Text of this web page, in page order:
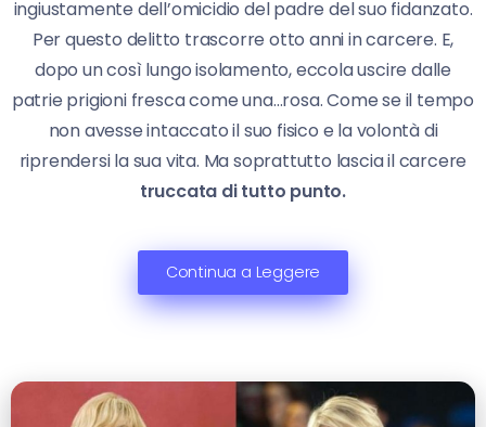
ingiustamente dell’omicidio del padre del suo fidanzato.
Per questo delitto trascorre otto anni in carcere. E,
dopo un così lungo isolamento, eccola uscire dalle
patrie prigioni fresca come una…rosa. Come se il tempo
non avesse intaccato il suo fisico e la volontà di
riprendersi la sua vita. Ma soprattutto lascia il carcere
truccata di tutto punto.
Continua a Leggere